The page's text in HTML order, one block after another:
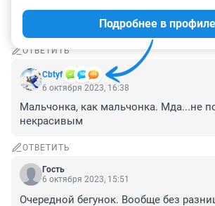
и не вернулся домой. Его искали
Сейчас уже не ищут?
ОТВЕТИТЬ
Cbtyf
Подробнее в профиле
6 октября 2023, 16:38
Мальчонка, как мальчонка. Мда...не
некрасивым
ОТВЕТИТЬ
Гость
6 октября 2023, 15:51
Очередной бегунок. Вообще без